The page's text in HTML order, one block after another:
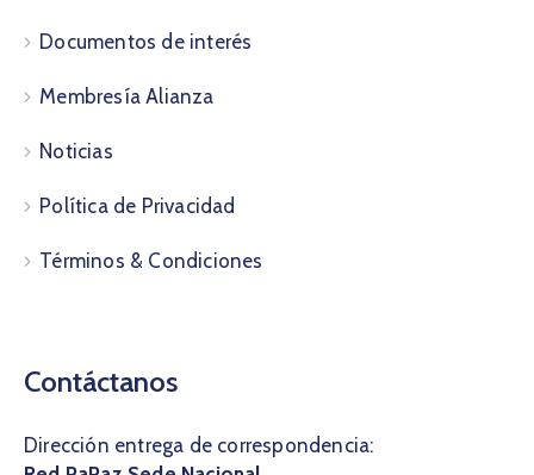
Documentos de interés
Membresía Alianza
Noticias
Política de Privacidad
Términos & Condiciones
Contáctanos
Dirección entrega de correspondencia: